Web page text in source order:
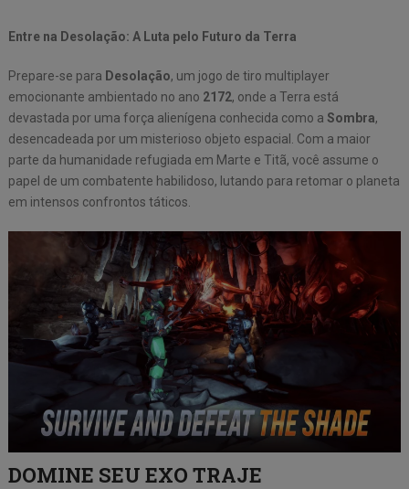
Entre na Desolação: A Luta pelo Futuro da Terra
Prepare-se para Desolação, um jogo de tiro multiplayer
emocionante ambientado no ano 2172, onde a Terra está
devastada por uma força alienígena conhecida como a Sombra,
desencadeada por um misterioso objeto espacial. Com a maior
parte da humanidade refugiada em Marte e Titã, você assume o
papel de um combatente habilidoso, lutando para retomar o planeta
em intensos confrontos táticos.
DOMINE SEU EXO TRAJE